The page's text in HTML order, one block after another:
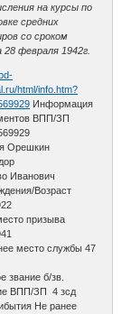
на курсы по
средних
со сроком
28 февраля 1942г.
html/info.htm?
Информация
ВПП/ЗП
Орешкин
Иванович
Возраст
призыва
место службы 47
звание б/зв.
ВПП/ЗП 4 зсд
Не ранее